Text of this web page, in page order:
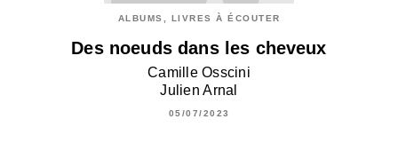
ALBUMS, LIVRES À ÉCOUTER
Des noeuds dans les cheveux
Camille Osscini
Julien Arnal
05/07/2023